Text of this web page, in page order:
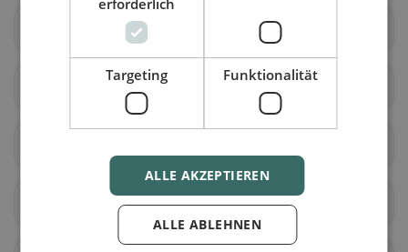
Ormont-Dessous
Villeneuve (VD) Yvorne
erforderlich
Targeting Funktionalität
ALLE AKZEPTIEREN
ALLE ABLEHNEN